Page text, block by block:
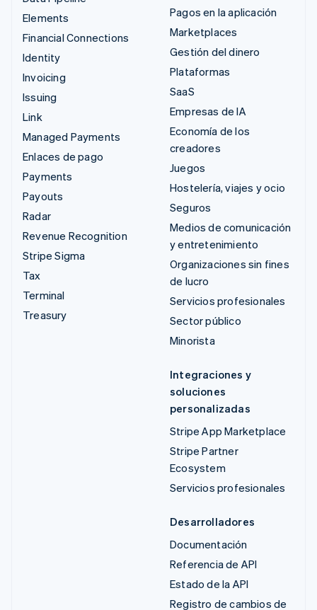
Elements
Financial Connections
Identity
Invoicing
Issuing
Link
Managed Payments
Enlaces de pago
Payments
Payouts
Radar
Revenue Recognition
Stripe Sigma
Tax
Terminal
Treasury
Pagos en la aplicación
Marketplaces
Gestión del dinero
Plataformas
SaaS
Empresas de IA
Economía de los
creadores
Juegos
Hostelería, viajes y ocio
Seguros
Medios de comunicación
y entretenimiento
Organizaciones sin fines
de lucro
Servicios profesionales
Sector público
Minorista
Integraciones y
soluciones
personalizadas
Stripe App Marketplace
Stripe Partner
Ecosystem
Servicios profesionales
Desarrolladores
Documentación
Referencia de API
Estado de la API
Registro de cambios de